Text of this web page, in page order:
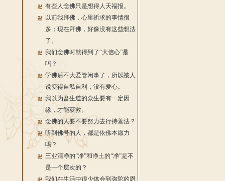
有些人念佛只是想得人天福报。
以前我拜佛，心里祈求的事情很
多；现在拜佛，好像没有这些想法
了。
我们念佛时就得到了“大信心”是
吗？
学佛后不大爱管闲事了，所以被人
说变得自私自利，没有爱心。
我以为畜生道的众生要有一定因
缘，才能获救。
念佛的人要不要努力去行持善法？
听到佛号的人，都是依佛本愿力
吗？
三业清净的“净”和净土的“净”是不
是一个层次的？
我们在生活中很少体会到弥陀的恩